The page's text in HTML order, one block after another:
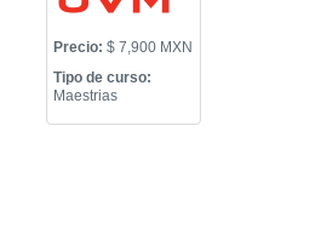
Precio: $ 7,900 MXN
Tipo de curso:
Maestrias